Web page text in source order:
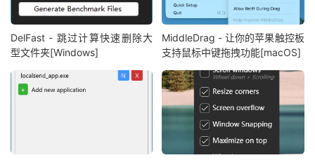
DelFast - 跳过计算快速删除大
型文件夹[Windows]
MiddleDrag - 让你的苹果触控板
支持鼠标中键拖拽功能[macOS]